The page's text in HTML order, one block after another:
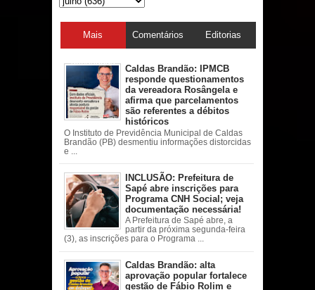
Mais
acessadas
Comentários Editorias
Caldas Brandão: IPMCB
responde questionamentos
da vereadora Rosângela e
afirma que parcelamentos
são referentes a débitos
históricos
O Instituto de Previdência Municipal de Caldas
Brandão (PB) desmentiu informações distorcidas
e ...
INCLUSÃO: Prefeitura de
Sapé abre inscrições para
Programa CNH Social; veja
documentação necessária!
A Prefeitura de Sapé abre, a
partir da próxima segunda-feira
(3), as inscrições para o Programa ...
Caldas Brandão: alta
aprovação popular fortalece
gestão de Fábio Rolim e